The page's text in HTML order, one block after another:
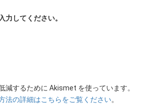
力してください。
減するために Akismet を使っています。
法の詳細はこちらをご覧ください。